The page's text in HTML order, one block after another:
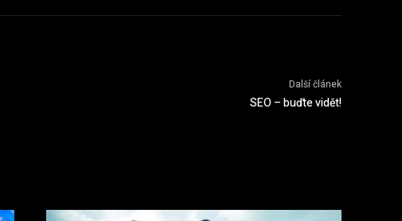
Další článek
SEO – buďte vidět!